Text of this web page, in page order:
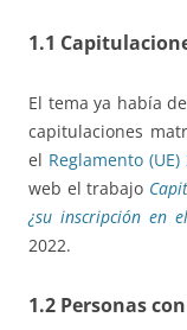
1.1
El tema ya había
capitulaciones
el Reglamento (UE)
web el trabajo
¿su inscripción en
2022.
1.2 Personas